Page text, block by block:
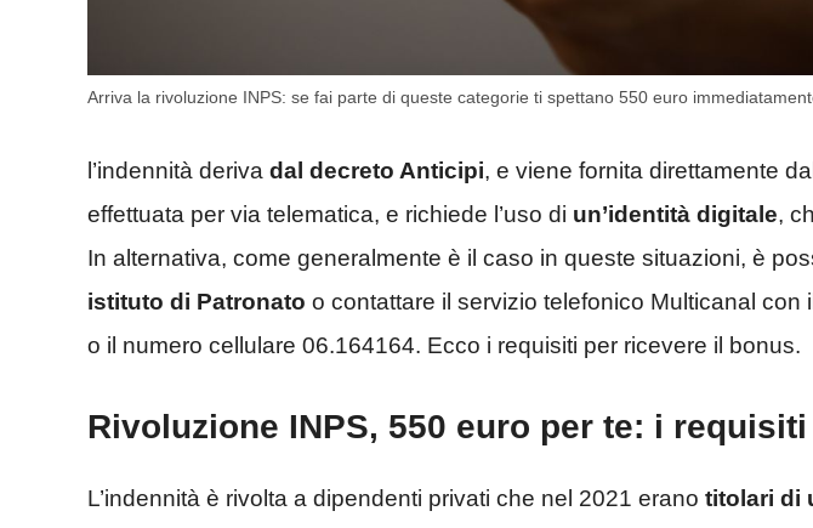
Arriva la rivoluzione INPS: se fai parte di queste categorie ti spettano 550 euro
l’indennità deriva dal decreto Anticipi, e viene fornita direttamente
effettuata per via telematica, e richiede l’uso di un’identità digitale,
In alternativa, come generalmente è il caso in queste situazioni, è
istituto di Patronato o contattare il servizio telefonico Multicanal con
o il numero cellulare 06.164164. Ecco i requisiti per ricevere il bonus.
Rivoluzione INPS, 550 euro per te: i requisiti
L’indennità è rivolta a dipendenti privati che nel 2021 erano titolari di